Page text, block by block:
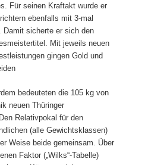
Für seinen Kraftakt wurde er
ebenfalls mit 3-mal
Damit sicherte er sich den
Mit jeweils neuen
gingen Gold und
bedeuteten die 105 kg von
neuen Thüringer
Relativpokal für den
(alle Gewichtsklassen)
Weise beide gemeinsam. Über
Faktor („Wilks“-Tabelle)